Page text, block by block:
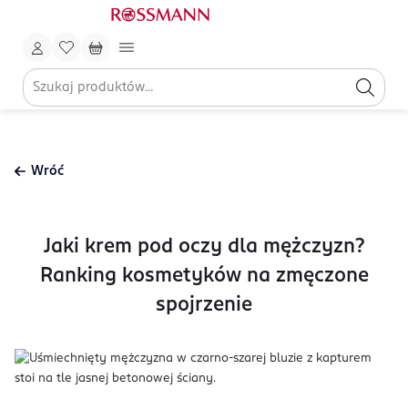
Wróć
Jaki krem pod oczy dla mężczyzn?
Ranking kosmetyków na zmęczone
spojrzenie